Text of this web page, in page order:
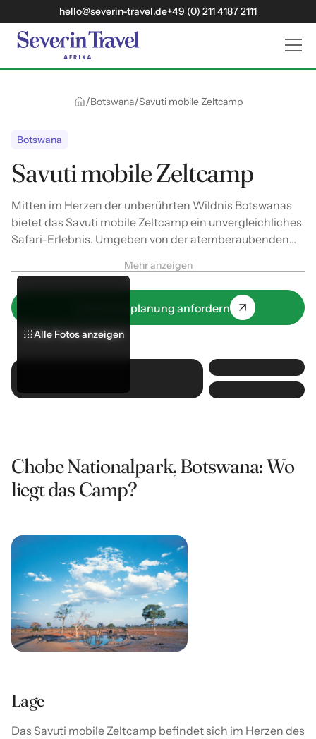
hello@severin-travel.de+49 (0) 211 4187 2111
/Botswana/Savuti mobile Zeltcamp
Botswana
Savuti mobile Zeltcamp
Mitten im Herzen der unberührten Wildnis Botswanas
bietet das Savuti mobile Zeltcamp ein unvergleichliches
Safari-Erlebnis. Umgeben von der atemberaubenden
Reisende hier in die pure Natur ein, begleitet vom fernen
Brüllen der Löwen und dem sanften Rauschen des
Savuti-Kanals.
Mehr anzeigen
Jetzt Reiseplanung anfordern
Alle Fotos anzeigen
Alle Fotos anzeigen
Alle Fotos anzeigen
Chobe Nationalpark, Botswana: Wo
liegt das Camp?
Lage
Das Savuti mobile Zeltcamp befindet sich im Herzen des